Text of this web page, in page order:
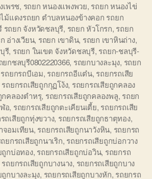
เพรช, รถยก หนองแพงพวย, รถยก หนองไข่
ม้แดงรถยก ตำบลหนองข้างคอก รถยก
รถยก จังหวัดชลบุรี, รถยก หัวโกรก, รถยก
อ่างเวียน, รถยก เขาดิน, รถยก เขาหินถ่าง,
รี, รถยก ในเขต จังหวัดชลบุรี, รถยก-ชลบุรี-
ยกชลบุรี0802220366, รถยกบางละมุง, รถยก
รถยกรถบีเอม, รถยกรถอีแต๋น, รถยกรถเสีย
รถยกรถเสียถูกกุฏโง้ง, รถยกรถเสียถูกคลอง
กคลองตำหรุ, รถยกรถเสียถูกคลองพลู, รถยก
อ, รถยกรถเสียถูกตะเคียนเตี้ย, รถยกรถเสีย
ถเสียถูกทุ่งขวาง, รถยกรถเสียถูกธาตุทอง,
จอมเทียน, รถยกรถเสียถูกนาวังหิน, รถยกรถ
ยกรถเสียถูกนาเริก, รถยกรถเสียถูกบ่อกวาง
ถูกบ่อทอง, รถยกรถเสียถูกบ่อวิน, รถยกรถ
รถยกรถเสียถูกบางนาง, รถยกรถเสียถูกบาง
กบางละมุง, รถยกรถเสียถูกบางหัก, รถยกรถ